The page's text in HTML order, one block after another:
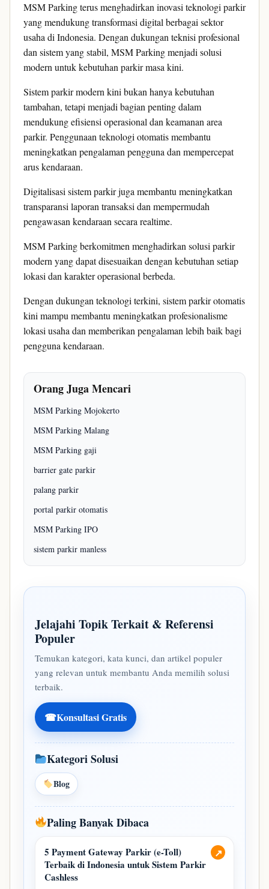
MSM Parking terus menghadirkan inovasi teknologi parkir
yang mendukung transformasi digital berbagai sektor
usaha di Indonesia. Dengan dukungan teknisi profesional
dan sistem yang stabil, MSM Parking menjadi solusi
modern untuk kebutuhan parkir masa kini.
Sistem parkir modern kini bukan hanya kebutuhan
tambahan, tetapi menjadi bagian penting dalam
mendukung efisiensi operasional dan keamanan area
parkir. Penggunaan teknologi otomatis membantu
meningkatkan pengalaman pengguna dan mempercepat
arus kendaraan.
Digitalisasi sistem parkir juga membantu meningkatkan
transparansi laporan transaksi dan mempermudah
pengawasan kendaraan secara realtime.
MSM Parking berkomitmen menghadirkan solusi parkir
modern yang dapat disesuaikan dengan kebutuhan setiap
lokasi dan karakter operasional berbeda.
Dengan dukungan teknologi terkini, sistem parkir otomatis
kini mampu membantu meningkatkan profesionalisme
lokasi usaha dan memberikan pengalaman lebih baik bagi
pengguna kendaraan.
Orang Juga Mencari
MSM Parking Mojokerto
MSM Parking Malang
MSM Parking gaji
barrier gate parkir
palang parkir
portal parkir otomatis
MSM Parking IPO
sistem parkir manless
Jelajahi Topik Terkait & Referensi
Populer
Temukan kategori, kata kunci, dan artikel populer
yang relevan untuk membantu Anda memilih solusi
terbaik.
☎Konsultasi Gratis
Kategori Solusi
Blog
Paling Banyak Dibaca
↗
5 Payment Gateway Parkir (e-Toll)
Terbaik di Indonesia untuk Sistem Parkir
Cashless